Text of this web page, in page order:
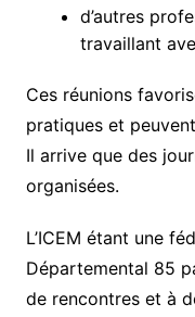
d’autres
travaillant
Ces réunions
pratiques et
Il arrive que des
organisées.
L’ICEM étant une
Départemental 85
de rencontres et à